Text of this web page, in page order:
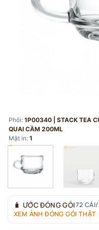
Phôi: 1P00340 | STACK TEA
QUAI CẦM 200ML
Mặt in: 1
🧳 ƯỚC ĐÓNG GÓI72
XEM ẢNH ĐÓNG GÓI THẬT